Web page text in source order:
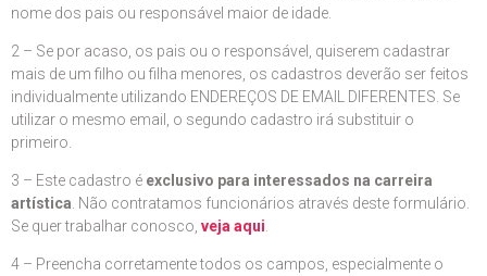
nome dos pais ou responsável maior de idade.
2 – Se por acaso, os pais ou o responsável, quiserem cadastrar
mais de um filho ou filha menores, os cadastros deverão ser feitos
individualmente utilizando ENDEREÇOS DE EMAIL DIFERENTES. Se
utilizar o mesmo email, o segundo cadastro irá substituir o
primeiro.
3 – Este cadastro é exclusivo para interessados na carreira
artística . Não contratamos funcionários através deste formulário.
Se quer trabalhar conosco, veja aqui
4 – Preencha corretamente todos os campos, especialmente o